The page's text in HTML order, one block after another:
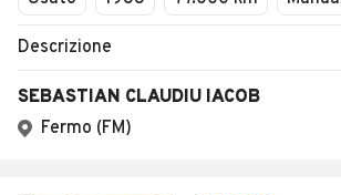
Descrizione
SEBASTIAN CLAUDIU IACOB
Fermo (FM)